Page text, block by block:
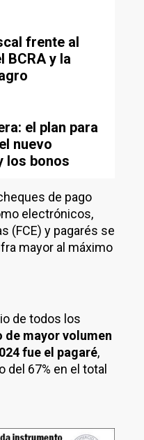
frente al
BCRA y la
el plan para
nuevo
los bonos
de pago
electrónicos,
(FCE) y pagarés se
mayor al máximo
de todos los
de mayor volumen
fue el pagaré,
67% en el total